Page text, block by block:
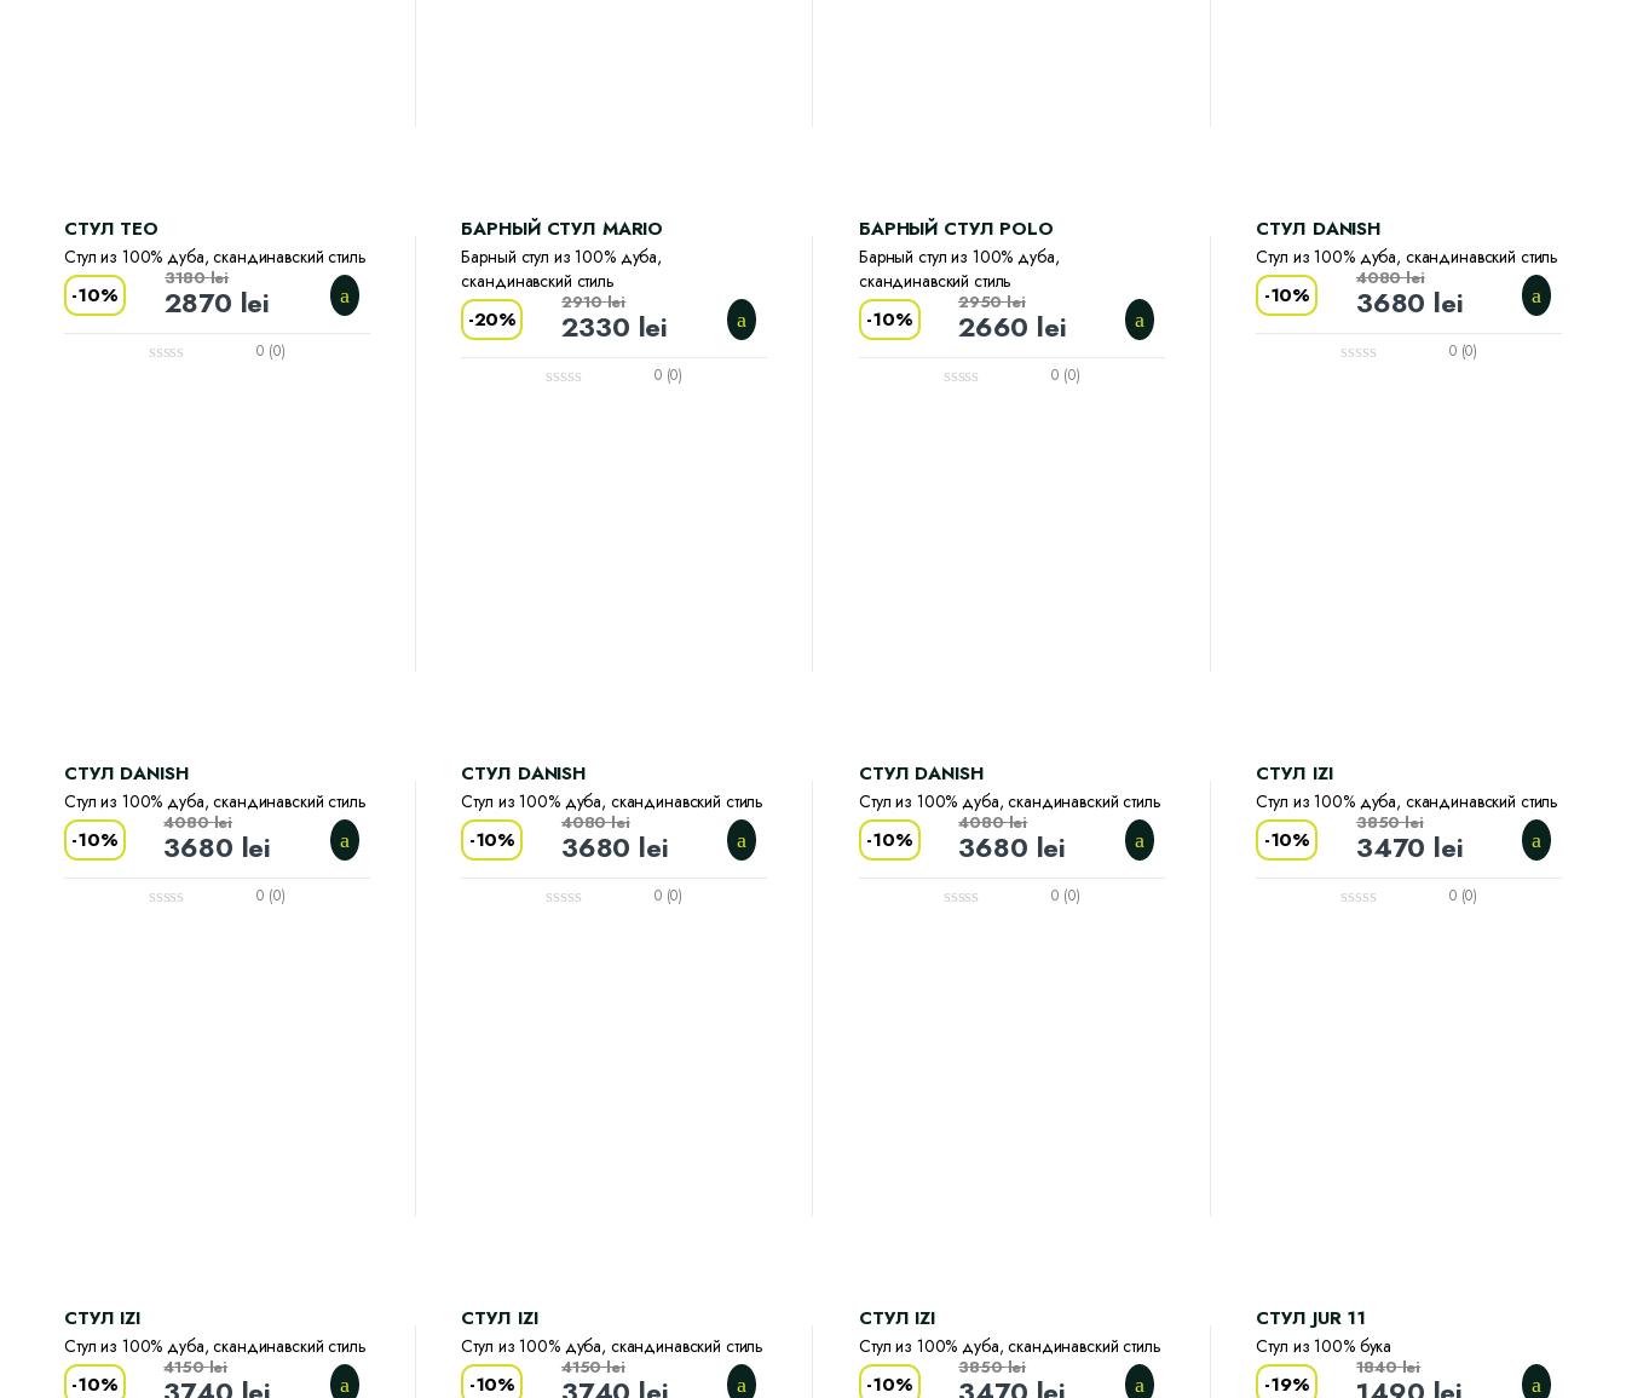
CТУЛ TEO
Стул из 100% дуба, скандинавский стиль
-10% 2870 lei
3180lei
0 (0)
БАРНЫЙ СТУЛ MARIO
Барный стул из 100% дуба,
скандинавский стиль
-20% 2330 lei
2910lei
0 (0)
БАРНЫЙ СТУЛ POLO
Барный стул из 100% дуба,
скандинавский стиль
-10% 2660 lei
2950lei
0 (0)
CТУЛ DANISH
Стул из 100% дуба, скандинавский стиль
-10% 3680 lei
4080lei
0 (0)
CТУЛ DANISH
Стул из 100% дуба, скандинавский стиль
-10% 3680 lei
4080lei
0 (0)
CТУЛ DANISH
Стул из 100% дуба, скандинавский стиль
-10% 3680 lei
4080lei
0 (0)
CТУЛ DANISH
Стул из 100% дуба, скандинавский стиль
-10% 3680 lei
4080lei
0 (0)
CТУЛ IZI
Стул из 100% дуба, скандинавский стиль
-10% 3470 lei
3850lei
0 (0)
CТУЛ IZI
Стул из 100% дуба, скандинавский стиль
-10%
4150lei
CТУЛ IZI
Стул из 100% дуба, скандинавский стиль
-10%
4150lei
CТУЛ IZI
Стул из 100% дуба, скандинавский стиль
-10%
3850lei
CТУЛ JUR 11
Стул из 100% бука
-19%
1840lei